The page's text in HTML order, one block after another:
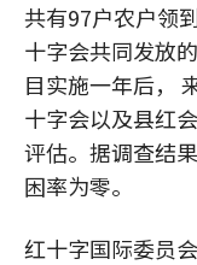
共有97户农户领
十字会共同发放
目实施一年后，
十字会以及县红
评估。据调查结
困率为零。
红十字国际委员